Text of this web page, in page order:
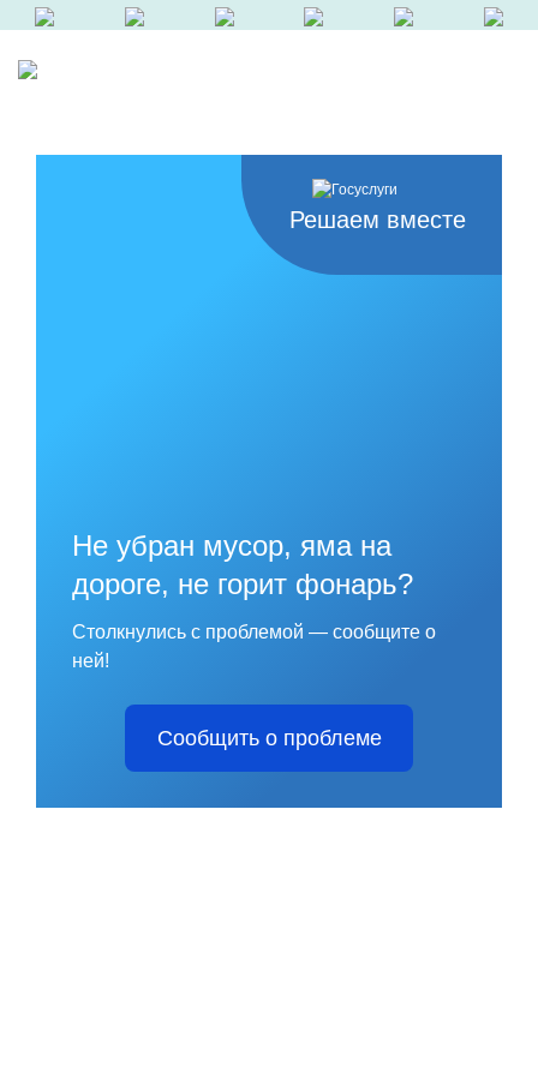
Решаем вместе
Не убран мусор, яма на
дороге, не горит фонарь?
Столкнулись с проблемой — сообщите о
ней!
Сообщить о проблеме